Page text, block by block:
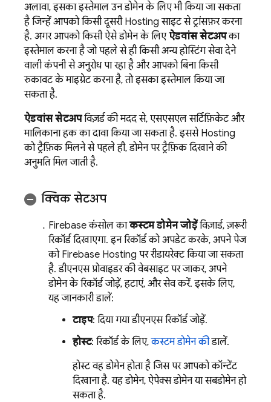
अलावा, इसका इस्तेमाल उन डोमेन के लिए भी किया जा सकता
है जिन्हें आपको किसी दूसरी Hosting साइट से ट्रांसफ़र करना
है. अगर आपको किसी ऐसे डोमेन के लिएऐडवांस सेटअपका
इस्तेमाल करना है जो पहले से ही किसी अन्य होस्टिंग सेवा देने
वाली कंपनी से अनुरोध पा रहा है और आपको बिना किसी
रुकावट के माइग्रेट करना है, तो इसका इस्तेमाल किया जा
सकता है.
ऐडवांस सेटअपविज़र्ड की मदद से, एसएसएल सर्टिफ़िकेट और
मालिकाना हक का दावा किया जा सकता है. इससे Hosting
को ट्रैफ़िक मिलने से पहले ही, डोमेन पर ट्रैफ़िक दिखाने की
अनुमति मिल जाती है.
क्विक सेटअप
Firebaseकंसोल काकस्टम डोमेन जोड़ेंविज़ार्ड, ज़रूरी
रिकॉर्ड दिखाएगा. इन रिकॉर्ड को अपडेट करके, अपने पेज
को Firebase Hosting पर रीडायरेक्ट किया जा सकता
है. डीएनएस प्रोवाइडर की वेबसाइट पर जाकर, अपने
डोमेन के रिकॉर्ड जोड़ें, हटाएं, और सेव करें. इसके लिए,
यह जानकारी डालें:
टाइप: दिया गया डीएनएस रिकॉर्ड जोड़ें.
होस्ट: रिकॉर्ड के लिए,कस्टम डोमेन कीडालें.
होस्ट वह डोमेन होता है जिस पर आपको कॉन्टेंट
दिखाना है. यह डोमेन, ऐपेक्स डोमेन या सबडोमेन हो
सकता है.